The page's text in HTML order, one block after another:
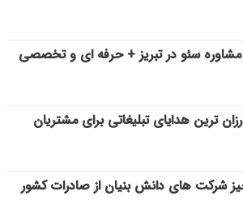
سئو در تبریز + حرفه ای و تخصصی
ترین هدایای تبلیغاتی برای مشتریان
شرکت های دانش بنیان از صادرات کشور